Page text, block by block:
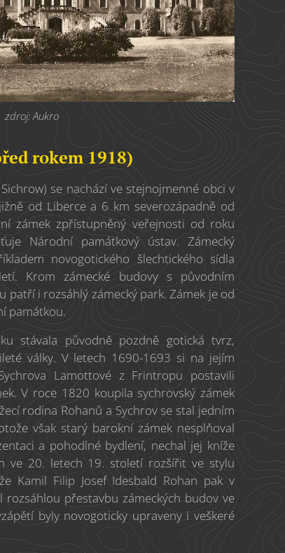
zdroj: Aukro
rokem 1918)
se nachází ve stejnojmenné obci v
od Liberce a 6 km severozápadně od
zámek zpřístupněný veřejnosti od roku
Národní památkový ústav. Zámecký
novogotického šlechtického sídla
Krom zámecké budovy s původním
patří i rozsáhlý zámecký park. Zámek je od
památkou.
stávala původně pozdně gotická tvrz,
války. V letech 1690-1693 si na jejím
Lamottové z Frintropu postavili
V roce 1820 koupila sychrovský zámek
rodina Rohanů a Sychrov se stal jedním
však starý barokní zámek nesplňoval
a pohodlné bydlení, nechal jej kníže
ve 20. letech 19. století rozšířit ve stylu
Kamil Filip Josef Idesbald Rohan pak v
přestavbu zámeckých budov ve
byly novogoticky upraveny i veškeré